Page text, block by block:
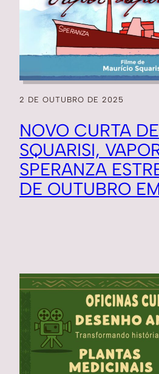
2 DE OUTUBRO DE 2025
NOVO CURTA
SQUARISI,
SPERANZA
DE OUTUBRO